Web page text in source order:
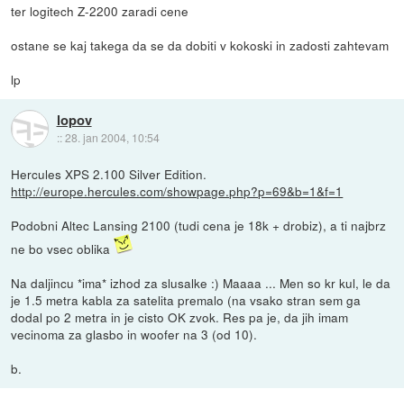
ter logitech Z-2200 zaradi cene
ostane se kaj takega da se da dobiti v kokoski in zadosti zahtevam
lp
lopov
::28. jan 2004, 10:54
Hercules XPS 2.100 Silver Edition.
http://europe.hercules.com/showpage.php?p=69&b=1&f=1
Podobni Altec Lansing 2100 (tudi cena je 18k + drobiz), a ti najbrz
ne bo vsec oblika
Na daljincu *ima* izhod za slusalke :) Maaaa ... Men so kr kul, le da
je 1.5 metra kabla za satelita premalo (na vsako stran sem ga
dodal po 2 metra in je cisto OK zvok. Res pa je, da jih imam
vecinoma za glasbo in woofer na 3 (od 10).
b.